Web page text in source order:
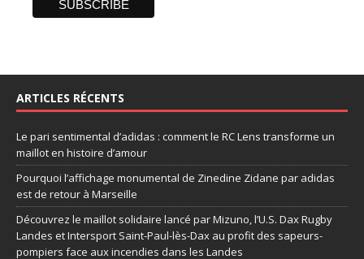
ARTICLES RÉCENTS
Le pari sentimental d’adidas : comment le RC Lens transforme un
maillot en histoire d’amour
Pourquoi l’affichage monumental de Zinedine Zidane par adidas
est de retour à Marseille
Découvrez le maillot solidaire lancé par Mizuno, l’U.S. Dax Rugby
Landes et Intersport Saint-Paul-lès-Dax au profit des sapeurs-
pompiers face aux incendies dans les Landes